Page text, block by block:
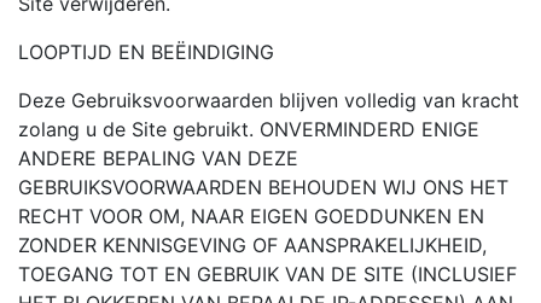
LOOPTIJD EN BEËINDIGING
Deze Gebruiksvoorwaarden blijven volledig van kracht
zolang u de Site gebruikt. ONVERMINDERD ENIGE
ANDERE BEPALING VAN DEZE
GEBRUIKSVOORWAARDEN BEHOUDEN WIJ ONS HET
RECHT VOOR OM, NAAR EIGEN GOEDDUNKEN EN
ZONDER KENNISGEVING OF AANSPRAKELIJKHEID,
TOEGANG TOT EN GEBRUIK VAN DE SITE (INCLUSIEF